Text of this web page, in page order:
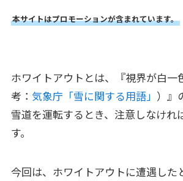
本サイトはプロモーションが含まれています。
ホワイトアウトとは、『視界が白一
考： 気象庁「雪に関する用語」 ）』
雪道を運転するとき、注意しなけれ
す。
今回は、ホワイトアウトに遭遇した